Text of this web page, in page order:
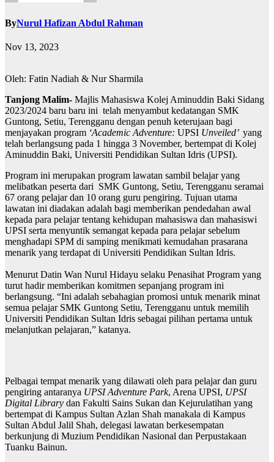
ByNurul Hafizan Abdul Rahman
Nov 13, 2023
Oleh: Fatin Nadiah & Nur Sharmila
Tanjong Malim- Majlis Mahasiswa Kolej Aminuddin Baki Sidang
2023/2024 baru baru ini telah menyambut kedatangan SMK
Guntong, Setiu, Terengganu dengan penuh keterujaan bagi
menjayakan program ‘Academic Adventure: UPSI Unveiled’ yang
telah berlangsung pada 1 hingga 3 November, bertempat di Kolej
Aminuddin Baki, Universiti Pendidikan Sultan Idris (UPSI).
Program ini merupakan program lawatan sambil belajar yang
melibatkan peserta dari SMK Guntong, Setiu, Terengganu seramai
67 orang pelajar dan 10 orang guru pengiring. Tujuan utama
lawatan ini diadakan adalah bagi memberikan pendedahan awal
kepada para pelajar tentang kehidupan mahasiswa dan mahasiswi
UPSI serta menyuntik semangat kepada para pelajar sebelum
menghadapi SPM di samping menikmati kemudahan prasarana
menarik yang terdapat di Universiti Pendidikan Sultan Idris.
Menurut Datin Wan Nurul Hidayu selaku Penasihat Program yang
turut hadir memberikan komitmen sepanjang program ini
berlangsung. “Ini adalah sebahagian promosi untuk menarik minat
semua pelajar SMK Guntong Setiu, Terengganu untuk memilih
Universiti Pendidikan Sultan Idris sebagai pilihan pertama untuk
melanjutkan pelajaran,” katanya.
Pelbagai tempat menarik yang dilawati oleh para pelajar dan guru
pengiring antaranya UPSI Adventure Park, Arena UPSI, UPSI
Digital Library dan Fakulti Sains Sukan dan Kejurulatihan yang
bertempat di Kampus Sultan Azlan Shah manakala di Kampus
Sultan Abdul Jalil Shah, delegasi lawatan berkesempatan
berkunjung di Muzium Pendidikan Nasional dan Perpustakaan
Tuanku Bainun.